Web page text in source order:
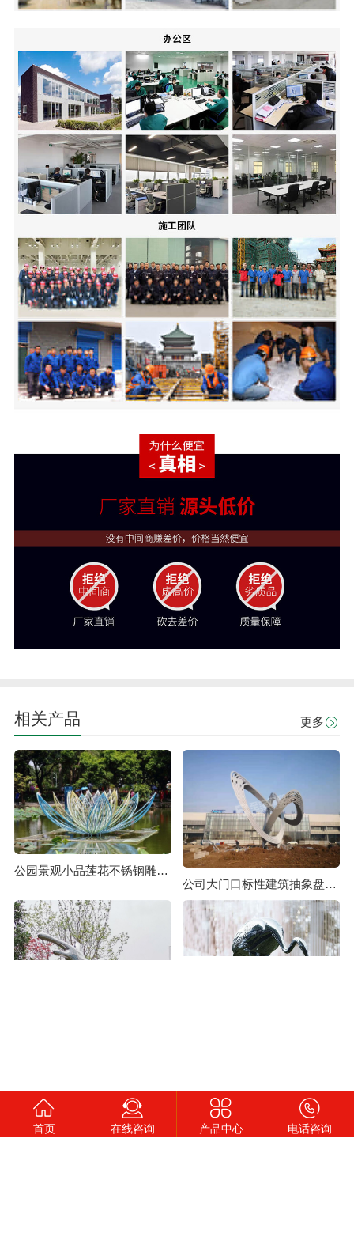
相关产品 更多
公园景观小品莲花不锈钢雕塑定制
公司大门口标性建筑抽象盘山公路不锈钢雕塑定制
定制不锈钢浪花镜面雕塑
首页 在线咨询 产品中心 电话咨询